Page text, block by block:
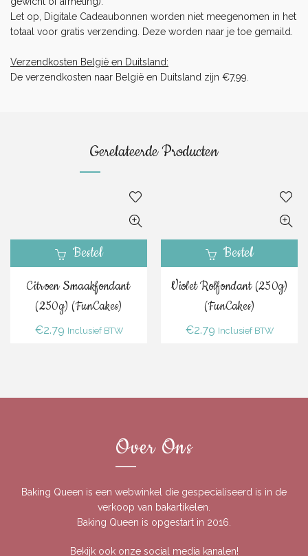
Let op, Digitale Cadeaubonnen worden niet meegenomen in het
totaal voor gratis verzending. Deze worden naar je toe gemaild.
Verzendkosten België en Duitsland:
De verzendkosten naar België en Duitsland zijn €7,99.
Gerelateerde Producten
Bestel
Citroen Smaakfondant
(250g) (FunCakes)
€2.79 Inclusief BTW
Bestel
Violet Rolfondant (250g)
(FunCakes)
€2.79 Inclusief BTW
Over Ons
Baking Queen is een webwinkel die gespecialiseerd is in de
verkoop van bakartikelen.
Baking Queen is opgestart in 2016.
Bekijk ook onze social media kanalen!